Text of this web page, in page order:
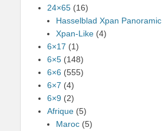
24×65 (16)
Hasselblad Xpan Panoramic
Xpan-Like (4)
6×17 (1)
6×5 (148)
6×6 (555)
6×7 (4)
6×9 (2)
Afrique (5)
Maroc (5)